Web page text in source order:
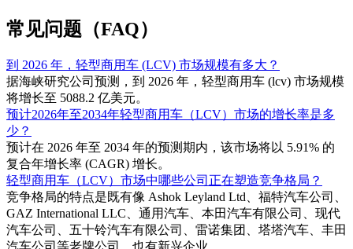
常见问题（FAQ）
到 2026 年，轻型商用车 (LCV) 市场规模有多大？
据海峡研究公司预测，到 2026 年，轻型商用车 (lcv) 市场规模
将增长至 5088.2 亿美元。
预计2026年至2034年轻型商用车（LCV）市场的增长率是多
少？
预计在 2026 年至 2034 年的预测期内，该市场将以 5.91% 的
复合年增长率 (CAGR) 增长。
轻型商用车（LCV）市场中哪些公司正在塑造竞争格局？
竞争格局的特点是既有像 Ashok Leyland Ltd、福特汽车公司、
GAZ International LLC、通用汽车、本田汽车有限公司、现代
汽车公司、五十铃汽车有限公司、雷诺集团、塔塔汽车、丰田
汽车公司等老牌公司，也有新兴企业。